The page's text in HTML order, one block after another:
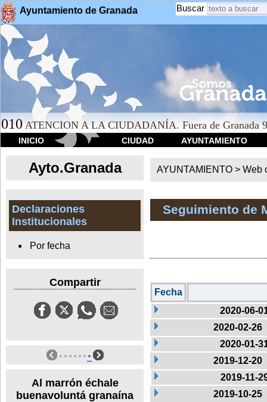
Ayuntamiento de Granada Buscar
010 ATENCION A LA CIUDADANÍA. Fuera de Granada
INICIO CIUDAD AYUNTAMIENTO
Ayto.Granada
Declaraciones
Institucionales
Por fecha
Compartir
Al marrón échale
buenavoluntá granaína
AYUNTAMIENTO > Web
Seguimiento de
Fecha
2020-06-
2020-02-26
2020-01-
2019-12-20
2019-11-
2019-10-25